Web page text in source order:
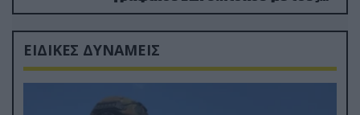
Ρώσους φαρσέρ
ΕΙΔΙΚΕΣ ΔΥΝΑΜΕΙΣ